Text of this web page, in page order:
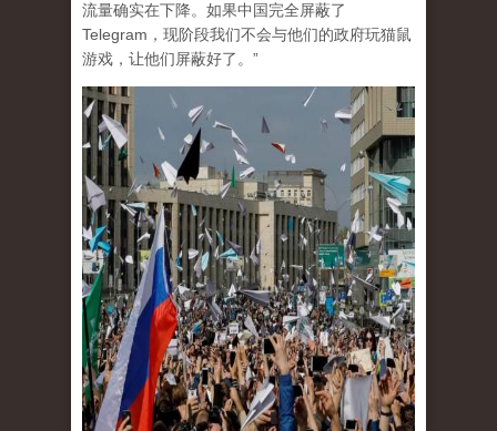
流量确实在下降。如果中国完全屏蔽了
Telegram，现阶段我们不会与他们的政府玩猫鼠
游戏，让他们屏蔽好了。”